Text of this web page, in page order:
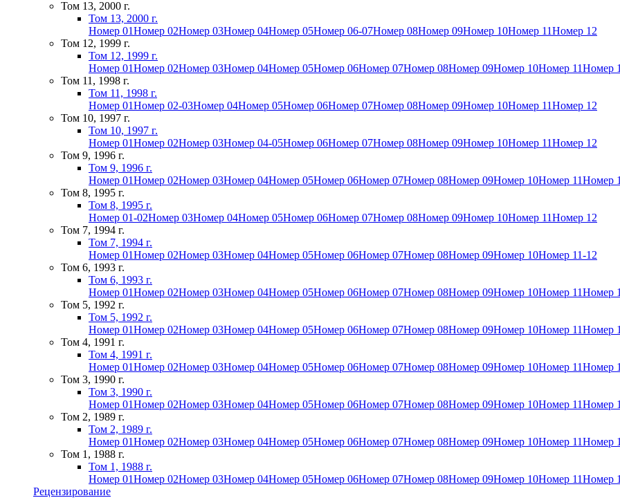
Том 13, 2000 г.
Том 13, 2000 г.
Номер 01Номер 02Номер 03Номер 04Номер 05Номер 06-07Номер 08Номер 09Номер 10Номер 11Номер 12
Том 12, 1999 г.
Том 12, 1999 г.
Номер 01Номер 02Номер 03Номер 04Номер 05Номер 06Номер 07Номер 08Номер 09Номер 10Номер 11Номер
Том 11, 1998 г.
Том 11, 1998 г.
Номер 01Номер 02-03Номер 04Номер 05Номер 06Номер 07Номер 08Номер 09Номер 10Номер 11Номер 12
Том 10, 1997 г.
Том 10, 1997 г.
Номер 01Номер 02Номер 03Номер 04-05Номер 06Номер 07Номер 08Номер 09Номер 10Номер 11Номер 12
Том 9, 1996 г.
Том 9, 1996 г.
Номер 01Номер 02Номер 03Номер 04Номер 05Номер 06Номер 07Номер 08Номер 09Номер 10Номер 11Номер
Том 8, 1995 г.
Том 8, 1995 г.
Номер 01-02Номер 03Номер 04Номер 05Номер 06Номер 07Номер 08Номер 09Номер 10Номер 11Номер 12
Том 7, 1994 г.
Том 7, 1994 г.
Номер 01Номер 02Номер 03Номер 04Номер 05Номер 06Номер 07Номер 08Номер 09Номер 10Номер 11-12
Том 6, 1993 г.
Том 6, 1993 г.
Номер 01Номер 02Номер 03Номер 04Номер 05Номер 06Номер 07Номер 08Номер 09Номер 10Номер 11Номер
Том 5, 1992 г.
Том 5, 1992 г.
Номер 01Номер 02Номер 03Номер 04Номер 05Номер 06Номер 07Номер 08Номер 09Номер 10Номер 11Номер
Том 4, 1991 г.
Том 4, 1991 г.
Номер 01Номер 02Номер 03Номер 04Номер 05Номер 06Номер 07Номер 08Номер 09Номер 10Номер 11Номер
Том 3, 1990 г.
Том 3, 1990 г.
Номер 01Номер 02Номер 03Номер 04Номер 05Номер 06Номер 07Номер 08Номер 09Номер 10Номер 11Номер
Том 2, 1989 г.
Том 2, 1989 г.
Номер 01Номер 02Номер 03Номер 04Номер 05Номер 06Номер 07Номер 08Номер 09Номер 10Номер 11Номер
Том 1, 1988 г.
Том 1, 1988 г.
Номер 01Номер 02Номер 03Номер 04Номер 05Номер 06Номер 07Номер 08Номер 09Номер 10Номер 11Номер
Рецензирование